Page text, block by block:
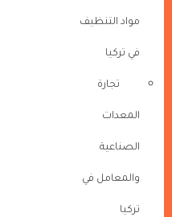
مواد التنظيف
في تركيا
تجارة
المعدات
الصناعية
والمعامل في
تركيا